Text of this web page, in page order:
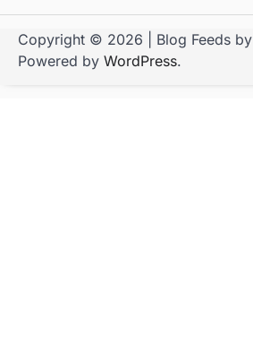
Copyright © 2026 | Blog Feeds by
Powered by WordPress.